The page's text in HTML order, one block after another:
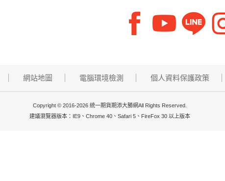
網站地圖 電腦環境檢測 個人資料保護政策
Copyright © 2016-2026 統一期貨期添大勝網All Rights Reserved.
建議瀏覽器版本：IE9、Chrome 40、Safari 5、FireFox 30 以上版本